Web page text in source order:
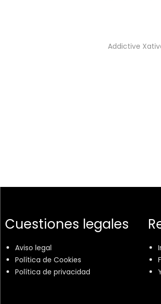
Addictive
Cuestiones legales
Aviso legal
Política de Cookies
Política de privacidad